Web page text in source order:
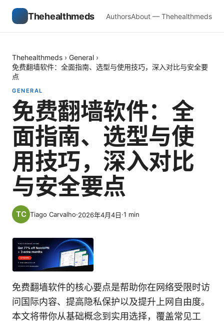
Thehealthmeds AuthorsAbout — Thehealthmeds
Thehealthmeds › General ›
免费翻墙软件：全面指南、选型与使用技巧，深入对比与安全要
点
GENERAL
免费翻墙软件：全
面指南、选型与使
用技巧，深入对比
与安全要点
Tiago Carvalho·2026年4月4日·1 min
免费翻墙软件的核心要点是帮助你在网络受限时访
问国际内容、提高隐私保护以及提升上网自由度。
本文将带你从基础概念到实用选择，覆盖常见工